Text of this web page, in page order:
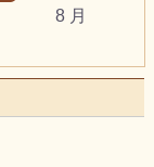
8 月
开市